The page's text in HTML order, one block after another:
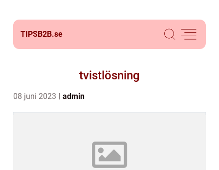
TIPSB2B.se
tvistlösning
08 juni 2023 admin